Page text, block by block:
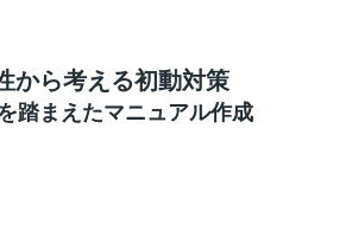
から考える初動対策
踏まえたマニュアル作成